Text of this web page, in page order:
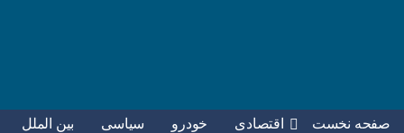
صفحه نخست اقتصادی خودرو سیاسی
بین الملل